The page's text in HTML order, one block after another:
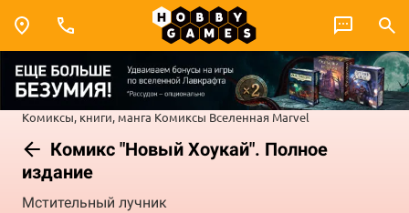
Комиксы, книги, манга Комиксы Вселенная Marvel
Комикс "Новый Хоукай". Полное
издание
Мстительный лучник